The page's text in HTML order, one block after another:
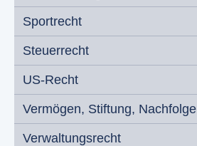
Sportrecht
Steuerrecht
US-Recht
Vermögen, Stiftung, Nachfolge
Verwaltungsrecht